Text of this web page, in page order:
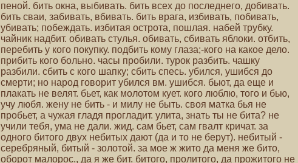
пеной. бить окна, выбивать. бить всех до последнего, добивать.
бить сваи, забивать, вбивать. бить врага, избивать, побивать,
убивать; побеждать. избитая острота, пошлая. набей трубку.
чайник надбит. обивать стулья. обивать, сбивать яблоки. отбить,
перебить у кого покупку. подбить кому глаза;-кого на какое дело.
прибить кого больно. часы пробили. турок разбить. чашку
разбили. сбить с кого шапку; сбить спесь. убился, ушибся до
смерти; но народ говорит убился вм. ушибся. бьют, да еще и
плакать не велят. бьет, как молотом кует. кого люблю, того и бью,
учу любя. жену не бить - и милу не быть. своя матка бья не
пробьет, а чужая гладя прогладит. улита, знать ты не бита? не
учили тебя, ума не дали. жид. сам бьет, сам гвалт кричат. за
одного битого двух небитых дают (да и то не берут). небитый -
серебряный, битый - золотой. за мое ж жито да меня же бито,
оборот малорос., да я же бит. битого, пролитого, да прожитого не